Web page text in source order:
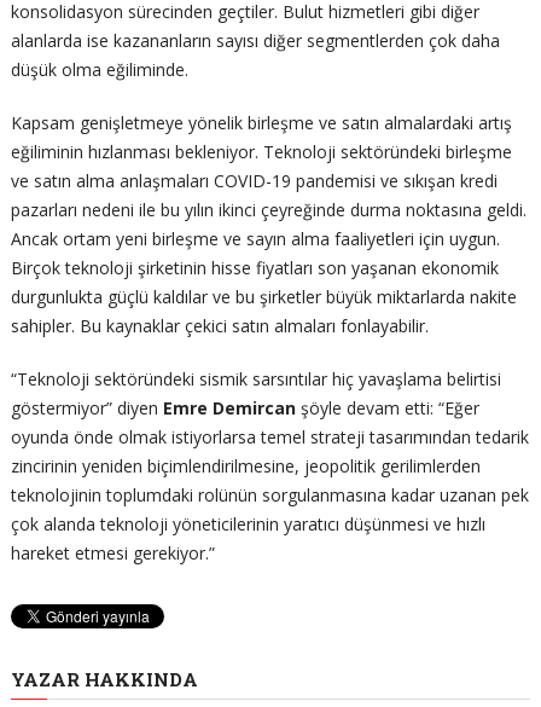
konsolidasyon sürecinden geçtiler. Bulut hizmetleri gibi diğer
alanlarda ise kazananların sayısı diğer segmentlerden çok daha
düşük olma eğiliminde.
Kapsam genişletmeye yönelik birleşme ve satın almalardaki artış
eğiliminin hızlanması bekleniyor. Teknoloji sektöründeki birleşme
ve satın alma anlaşmaları COVID-19 pandemisi ve sıkışan kredi
pazarları nedeni ile bu yılın ikinci çeyreğinde durma noktasına geldi.
Ancak ortam yeni birleşme ve sayın alma faaliyetleri için uygun.
Birçok teknoloji şirketinin hisse fiyatları son yaşanan ekonomik
durgunlukta güçlü kaldılar ve bu şirketler büyük miktarlarda nakite
sahipler. Bu kaynaklar çekici satın almaları fonlayabilir.
“Teknoloji sektöründeki sismik sarsıntılar hiç yavaşlama belirtisi
göstermiyor” diyen Emre Demircanşöyle devam etti: “Eğer
oyunda önde olmak istiyorlarsa temel strateji tasarımından tedarik
zincirinin yeniden biçimlendirilmesine, jeopolitik gerilimlerden
teknolojinin toplumdaki rolünün sorgulanmasına kadar uzanan pek
çok alanda teknoloji yöneticilerinin yaratıcı düşünmesi ve hızlı
hareket etmesi gerekiyor.”
YAZAR HAKKINDA